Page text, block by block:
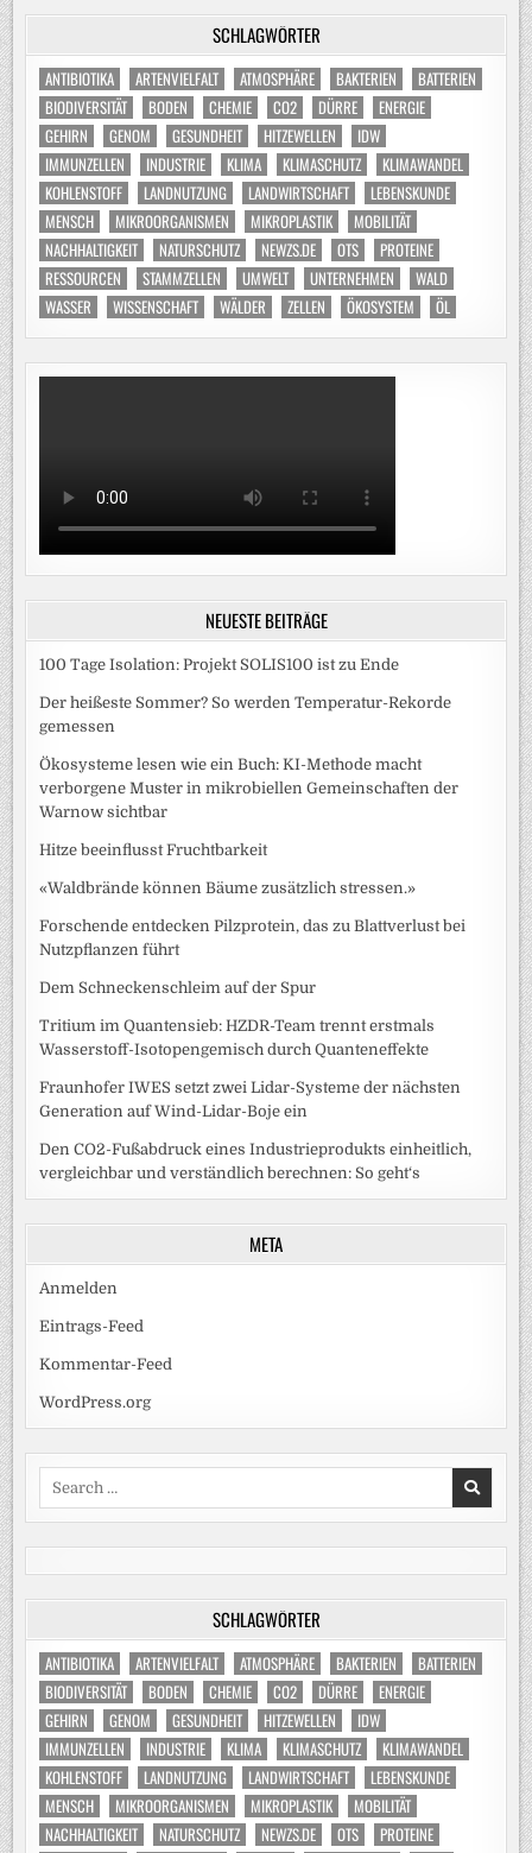
SCHLAGWÖRTER
ANTIBIOTIKA ARTENVIELFALT ATMOSPHÄRE BAKTERIEN
BATTERIEN
BIODIVERSITÄT
BODEN CHEMIE CO2 DÜRRE
ENERGIE
GEHIRN
GENOM GESUNDHEIT HITZEWELLEN
IDW
IMMUNZELLEN
INDUSTRIE KLIMA KLIMASCHUTZ
KLIMAWANDEL
KOHLENSTOFF
LANDNUTZUNG LANDWIRTSCHAFT
LEBENSKUNDE
MENSCH
MIKROORGANISMEN MIKROPLASTIK
MOBILITÄT
NACHHALTIGKEIT
NATURSCHUTZ NEWZS.DE OTS
PROTEINE
RESSOURCEN
STAMMZELLEN UMWELT UNTERNEHMEN
WALD
WASSER
WISSENSCHAFT WÄLDER ZELLEN ÖKOSYSTEM ÖL
NEUESTE BEITRÄGE
100 Tage Isolation: Projekt SOLIS100 ist zu Ende
Der heißeste Sommer? So werden Temperatur-Rekorde
gemessen
Ökosysteme lesen wie ein Buch: KI-Methode macht
verborgene Muster in mikrobiellen Gemeinschaften der
Warnow sichtbar
Hitze beeinflusst Fruchtbarkeit
«Waldbrände können Bäume zusätzlich stressen.»
Forschende entdecken Pilzprotein, das zu Blattverlust bei
Nutzpflanzen führt
Dem Schneckenschleim auf der Spur
Tritium im Quantensieb: HZDR-Team trennt erstmals
Wasserstoff-Isotopengemisch durch Quanteneffekte
Fraunhofer IWES setzt zwei Lidar-Systeme der nächsten
Generation auf Wind-Lidar-Boje ein
Den CO2-Fußabdruck eines Industrieprodukts einheitlich,
vergleichbar und verständlich berechnen: So geht‘s
META
Anmelden
Eintrags-Feed
Kommentar-Feed
WordPress.org
SCHLAGWÖRTER
ANTIBIOTIKA ARTENVIELFALT ATMOSPHÄRE BAKTERIEN
BATTERIEN
BIODIVERSITÄT
BODEN CHEMIE CO2 DÜRRE
ENERGIE
GEHIRN
GENOM GESUNDHEIT HITZEWELLEN
IDW
IMMUNZELLEN
INDUSTRIE KLIMA KLIMASCHUTZ
KLIMAWANDEL
KOHLENSTOFF
LANDNUTZUNG LANDWIRTSCHAFT
LEBENSKUNDE
MENSCH
MIKROORGANISMEN MIKROPLASTIK
MOBILITÄT
NACHHALTIGKEIT
NATURSCHUTZ NEWZS.DE OTS
PROTEINE